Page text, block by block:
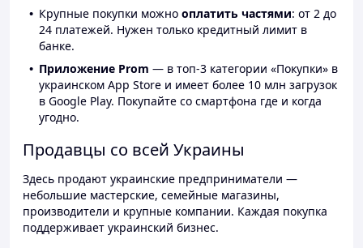
Крупные покупки можно оплатить частями: от 2 до
24 платежей. Нужен только кредитный лимит в
банке.
Приложение Prom — в топ-3 категории «Покупки» в
украинском App Store и имеет более 10 млн загрузок
в Google Play. Покупайте со смартфона где и когда
угодно.
Продавцы со всей Украины
Здесь продают украинские предприниматели —
небольшие мастерские, семейные магазины,
производители и крупные компании. Каждая покупка
поддерживает украинский бизнес.